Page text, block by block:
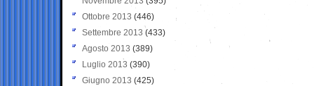
Ottobre 2013 (446)
Settembre 2013 (433)
Agosto 2013 (389)
Luglio 2013 (390)
Giugno 2013 (425)